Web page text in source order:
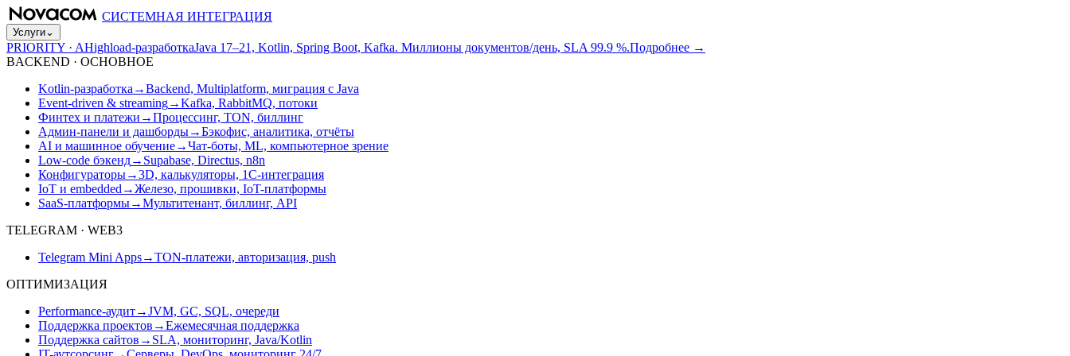
СИСТЕМНАЯ ИНТЕГРАЦИЯ
Услуги⌄
PRIORITY · AHighload-разработкаJava 17–21, Kotlin, Spring Boot, Kafka. Миллионы документов/день, SLA 99.9 %.Подробнее →
BACKEND · ОСНОВНОЕ
Kotlin-разработка →Backend, Multiplatform, миграция с Java
Event-driven & streaming→Kafka, RabbitMQ, потоки
Финтех и платежи →Процессинг, TON, биллинг
Админ-панели и дашборды→Бэкофис, аналитика, отчёты
AI и машинное обучение→Чат-боты, ML, компьютерное зрение
Low-code бэкенд→ Supabase, Directus, n8n
Конфигураторы→3D, калькуляторы, 1С-интеграция
IoT и embedded →Железо, прошивки, IoT-платформы
SaaS-платформы→Мультитенант, биллинг, API
TELEGRAM · WEB3
Telegram Mini Apps→TON-платежи, авторизация, push
ОПТИМИЗАЦИЯ
Performance-аудит→JVM, GC, SQL, очереди
Поддержка проектов →Ежемесячная поддержка
Поддержка сайтов → SLA, мониторинг, Java/Kotlin